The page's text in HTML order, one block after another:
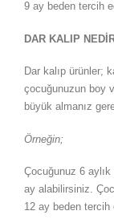
9 ay beden tercih
DAR KALIP
Dar kalıp ürünler;
çocuğunuzun boy
büyük almanız
Örneğin;
Çocuğunuz 6
ay alabilirsiniz.
12 ay beden tercih